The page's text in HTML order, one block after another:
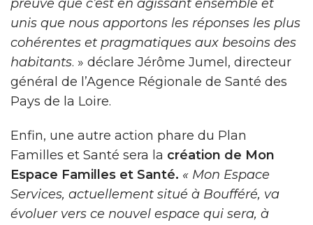
preuve que c’est en agissant ensemble et
unis que nous apportons les réponses les plus
cohérentes et pragmatiques aux besoins des
habitants. » déclare Jérôme Jumel, directeur
général de l’Agence Régionale de Santé des
Pays de la Loire.
Enfin, une autre action phare du Plan
Familles et Santé sera la création de Mon
Espace Familles et Santé. « Mon Espace
Services, actuellement situé à Boufféré, va
évoluer vers ce nouvel espace qui sera, à